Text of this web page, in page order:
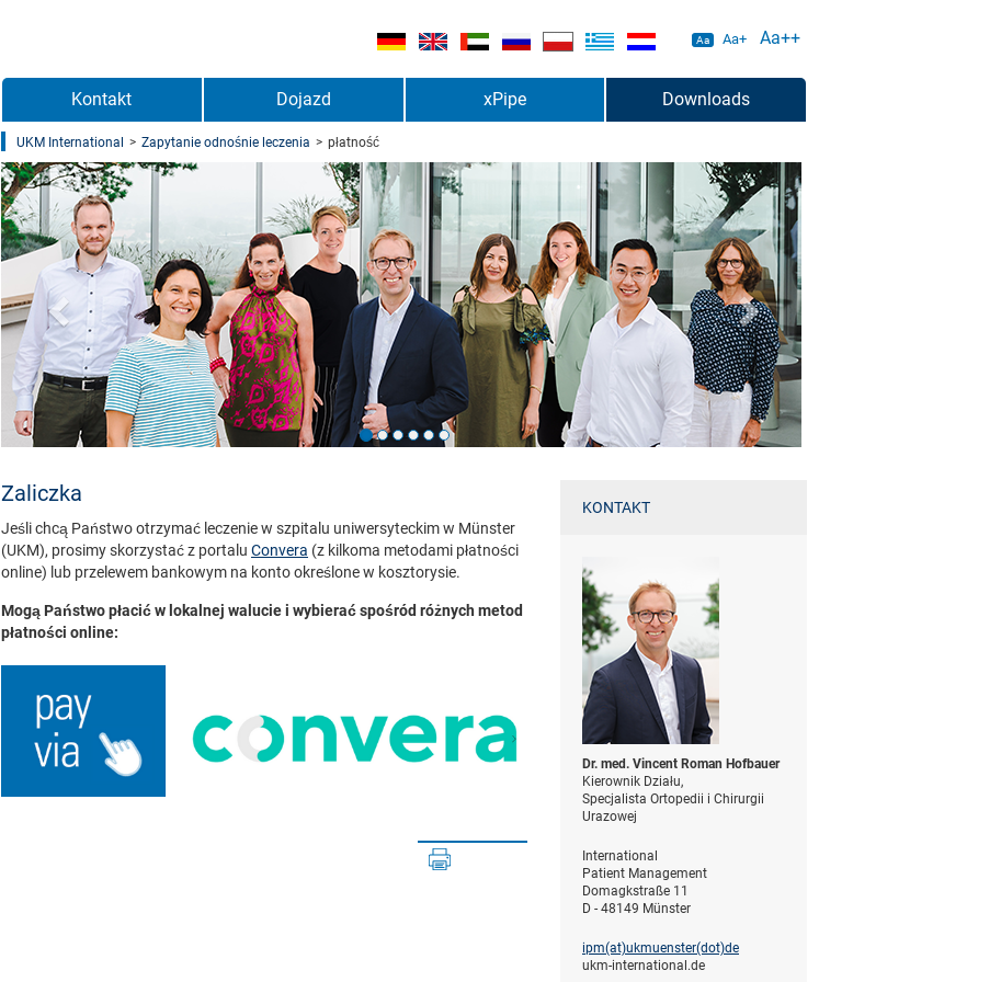
Aa Aa+ Aa++
Kontakt Dojazd xPipe Downloads
UKM International > Zapytanie odnośnie leczenia > płatność
zurück
Zaliczka
Jeśli chcą Państwo otrzymać leczenie w szpitalu uniwersyteckim w Münster
(UKM), prosimy skorzystać z portalu Convera (z kilkoma metodami płatności
online) lub przelewem bankowym na konto określone w kosztorysie.
Mogą Państwo płacić w lokalnej walucie i wybierać spośród różnych metod
płatności online:
KONTAKT
Dr. med. Vincent Roman Hofbauer
Kierownik Działu,
Specjalista Ortopedii i Chirurgii
Urazowej
International
Patient Management
Domagkstraße 11
D - 48149 Münster
ipm(at)­ukmuenster(dot)­de
ukm-international.de